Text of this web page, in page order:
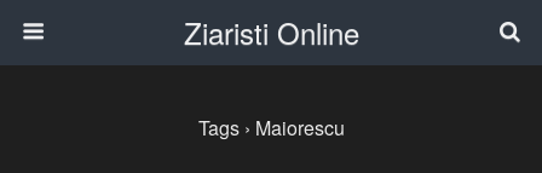
Ziaristi Online
Tags › Maiorescu